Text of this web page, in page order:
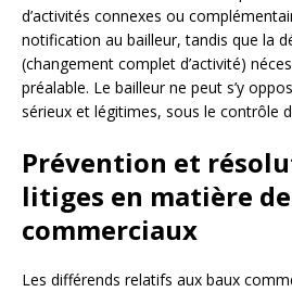
d’activités connexes ou
notification au bailleur, tandis que la
(changement complet d’activité)
préalable. Le bailleur ne peut s’y
sérieux et légitimes, sous le contrôle
Prévention et
litiges en matière
commerciaux
Les différends relatifs aux baux